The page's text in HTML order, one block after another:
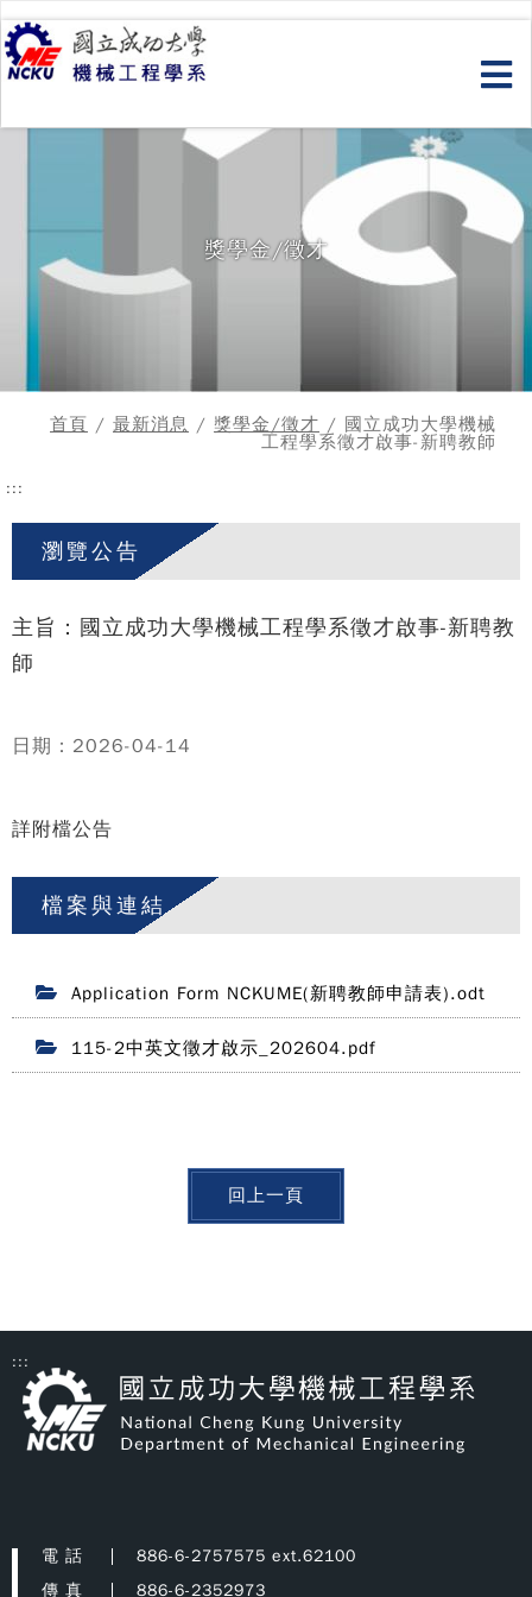
跳
到
主
要
容
獎學金/徵才
首頁 / 最新消息 / 獎學金/徵才 / 國立成功大學機械
工程學系徵才啟事-新聘教師
:::
瀏覽公告
主旨：國立成功大學機械工程學系徵才啟事-新聘教
師
日期：2026-04-14
詳附檔公告
檔案與連結
Application Form NCKUME(新聘教師申請表).odt
115-2中英文徵才啟示_202604.pdf
回上一頁
:::
電 話
886-6-2757575 ext.62100
傳 真
886-6-2352973